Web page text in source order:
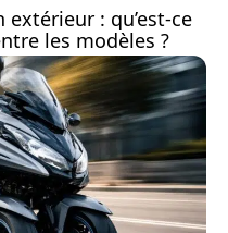
: qu’est-ce
les modèles ?